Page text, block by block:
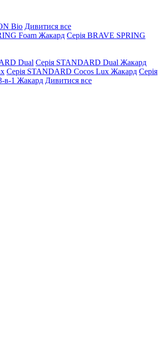
Bio Дивитися все
Foam Жакард Серія BRAVE SPRING
Dual Серія STANDARD Dual Жакард
Серія STANDARD Cocos Lux Жакард Серія
в-1 Жакард Дивитися все